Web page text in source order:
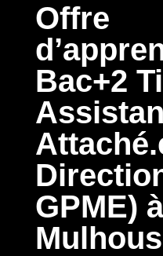
Offre
Bac+2
GPME) à